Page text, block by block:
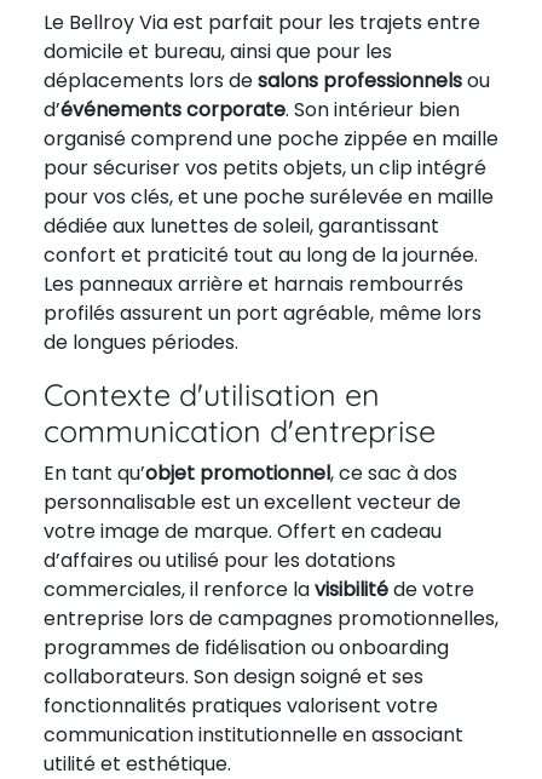
Le Bellroy Via est parfait pour les trajets entre
domicile et bureau, ainsi que pour les
déplacements lors desalons professionnelsou
d’événements corporate. Son intérieur bien
organisé comprend une poche zippée en maille
pour sécuriser vos petits objets, un clip intégré
pour vos clés, et une poche surélevée en maille
dédiée aux lunettes de soleil, garantissant
confort et praticité tout au long de la journée.
Les panneaux arrière et harnais rembourrés
profilés assurent un port agréable, même lors
de longues périodes.
Contexte d'utilisation en
communication d'entreprise
En tant qu’objet promotionnel, ce sac à dos
personnalisable est un excellent vecteur de
votre image de marque. Offert en cadeau
d’affaires ou utilisé pour les dotations
commerciales, il renforce lavisibilitéde votre
entreprise lors de campagnes promotionnelles,
programmes de fidélisation ou onboarding
collaborateurs. Son design soigné et ses
fonctionnalités pratiques valorisent votre
communication institutionnelle en associant
utilité et esthétique.